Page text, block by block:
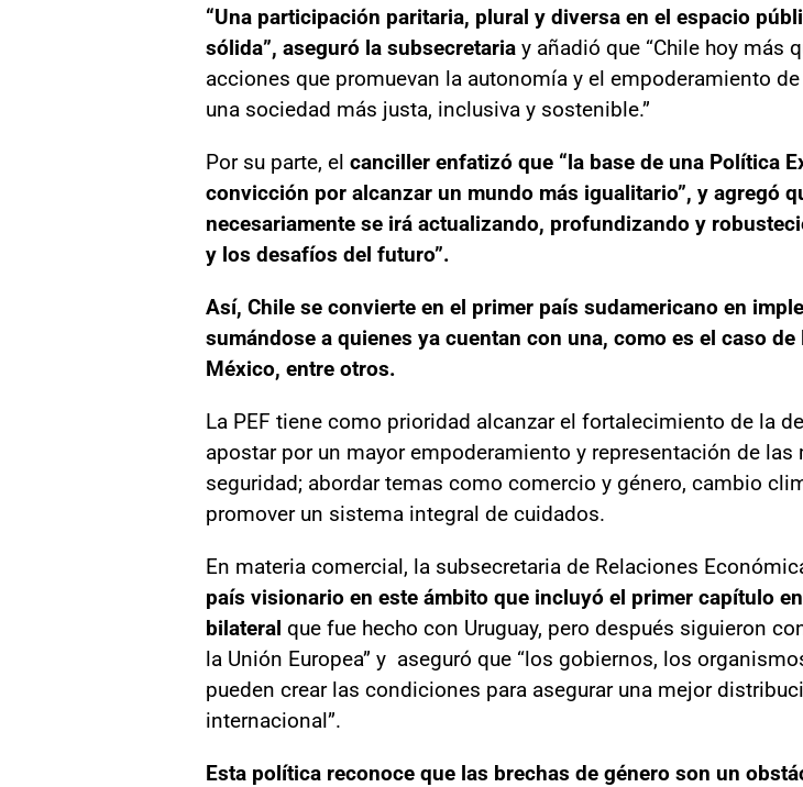
“Una participación paritaria, plural y diversa en el espacio
sólida”, aseguró la subsecretaria y añadió que “Chile hoy más
acciones que promuevan la autonomía y el empoderamiento
una sociedad más justa, inclusiva y sostenible.”
Por su parte, el canciller enfatizó que “la base de una Política
convicción por alcanzar un mundo más igualitario”, y agregó
necesariamente se irá actualizando, profundizando y
y los desafíos del futuro”.
Así, Chile se convierte en el primer país sudamericano en
sumándose a quienes ya cuentan con una, como es el caso
México, entre otros.
La PEF tiene como prioridad alcanzar el fortalecimiento de la
apostar por un mayor empoderamiento y representación de
seguridad; abordar temas como comercio y género, cambio
promover un sistema integral de cuidados.
En materia comercial, la subsecretaria de Relaciones
país visionario en este ámbito que incluyó el primer capítulo
bilateral que fue hecho con Uruguay, pero después siguieron
la Unión Europea” y aseguró que “los gobiernos, los
pueden crear las condiciones para asegurar una mejor
internacional”.
Esta política reconoce que las brechas de género son un